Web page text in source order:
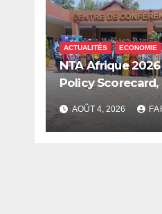
ACTUALITÉS ECONOMIE
NTA Afrique 2026
Policy
pour mieux
dépenses
AOÛT 4, 2026